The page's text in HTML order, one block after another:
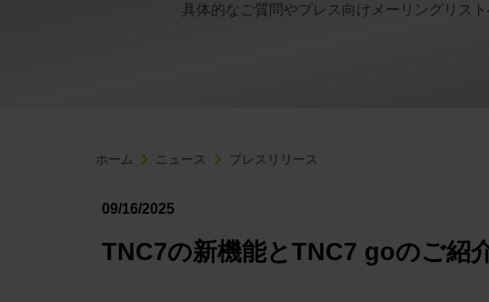
具体的なご質問やプレス向けメーリングリス
ホーム ニュース プレスリリース
09/16/2025
TNC7の新機能とTNC7 goのご紹